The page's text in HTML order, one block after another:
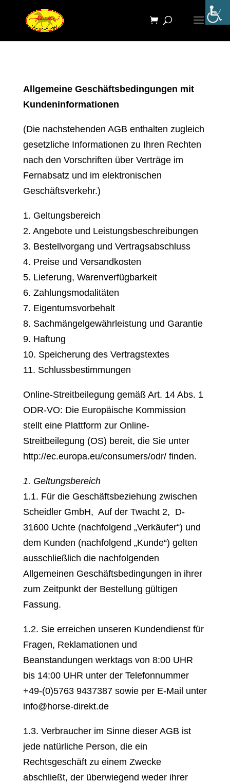
Allgemeine Geschäftsbedingungen mit
Kundeninformationen
(Die nachstehenden AGB enthalten zugleich
gesetzliche Informationen zu Ihren Rechten
nach den Vorschriften über Verträge im
Fernabsatz und im elektronischen
Geschäftsverkehr.)
1. Geltungsbereich
2. Angebote und Leistungsbeschreibungen
3. Bestellvorgang und Vertragsabschluss
4. Preise und Versandkosten
5. Lieferung, Warenverfügbarkeit
6. Zahlungsmodalitäten
7. Eigentumsvorbehalt
8. Sachmängelgewährleistung und Garantie
9. Haftung
10. Speicherung des Vertragstextes
11. Schlussbestimmungen
Online-Streitbeilegung gemäß Art. 14 Abs. 1
ODR-VO: Die Europäische Kommission
stellt eine Plattform zur Online-
Streitbeilegung (OS) bereit, die Sie unter
http://ec.europa.eu/consumers/odr/finden.
1. Geltungsbereich
1.1. Für die Geschäftsbeziehung zwischen
Scheidler GmbH, Auf der Twacht 2, D-
31600 Uchte (nachfolgend „Verkäufer“) und
dem Kunden (nachfolgend „Kunde“) gelten
ausschließlich die nachfolgenden
Allgemeinen Geschäftsbedingungen in ihrer
zum Zeitpunkt der Bestellung gültigen
Fassung.
1.2. Sie erreichen unseren Kundendienst für
Fragen, Reklamationen und
Beanstandungen werktags von 8:00 UHR
bis 14:00 UHR unter der Telefonnummer
+49-(0)5763 9437387 sowie per E-Mail unter
info@horse-direkt.de
1.3. Verbraucher im Sinne dieser AGB ist
jede natürliche Person, die ein
Rechtsgeschäft zu einem Zwecke
abschließt, der überwiegend weder ihrer